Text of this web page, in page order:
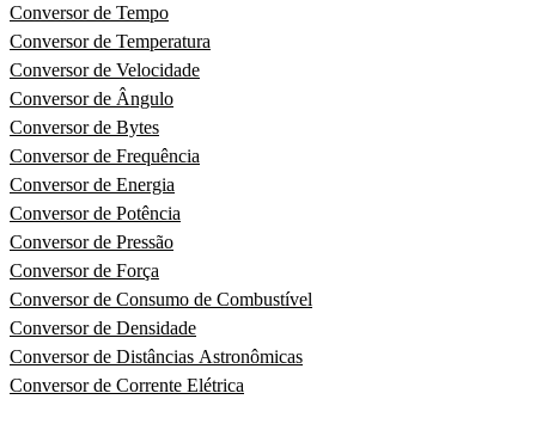
Conversor de Tempo
Conversor de Temperatura
Conversor de Velocidade
Conversor de Ângulo
Conversor de Bytes
Conversor de Frequência
Conversor de Energia
Conversor de Potência
Conversor de Pressão
Conversor de Força
Conversor de Consumo de Combustível
Conversor de Densidade
Conversor de Distâncias Astronômicas
Conversor de Corrente Elétrica